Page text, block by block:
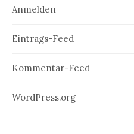
Anmelden
Eintrags-Feed
Kommentar-Feed
WordPress.org